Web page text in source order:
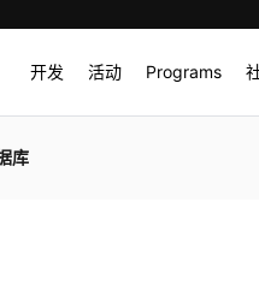
开发 活动 Programs
库